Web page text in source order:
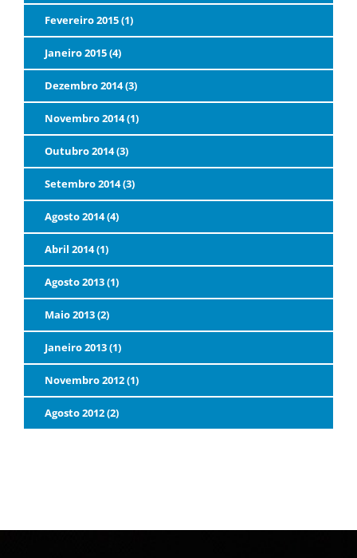
Fevereiro 2015 (1)
Janeiro 2015 (4)
Dezembro 2014 (3)
Novembro 2014 (1)
Outubro 2014 (3)
Setembro 2014 (3)
Agosto 2014 (4)
Abril 2014 (1)
Agosto 2013 (1)
Maio 2013 (2)
Janeiro 2013 (1)
Novembro 2012 (1)
Agosto 2012 (2)